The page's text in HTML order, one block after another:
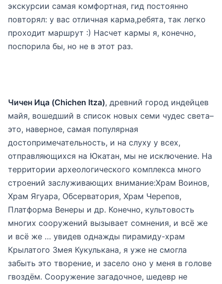
экскурсии самая комфортная, гид постоянно
повторял: у вас отличная карма,ребята, так легко
проходит маршрут :) Насчет кармы я, конечно,
поспорила бы, но не в этот раз.
Чичен Ица (Chichen Itza), древний город индейцев
майя, вошедший в список новых семи чудес света–
это, наверное, самая популярная
достопримечательность, и на слуху у всех,
отправляющихся на Юкатан, мы не исключение. На
территории археологического комплекса много
строений заслуживающих внимание:Храм Воинов,
Храм Ягуара, Обсерватория, Храм Черепов,
Платформа Венеры и др. Конечно, культовость
многих сооружений вызывает сомнения, и всё же
и всё же … увидев однажды пирамиду-храм
Крылатого Змея Кукулькана, я уже не смогла
забыть это творение, и засело оно у меня в голове
гвоздём. Сооружение загадочное, шедевр не